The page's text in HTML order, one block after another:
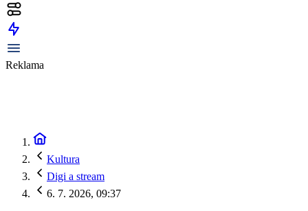
Reklama
Kultura
Digi a stream
6. 7. 2026, 09:37